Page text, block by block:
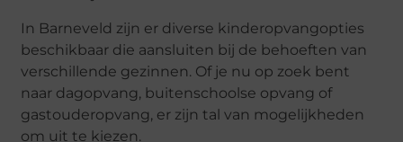
In Barneveld zijn er diverse kinderopvangopties
beschikbaar die aansluiten bij de behoeften van
verschillende gezinnen. Of je nu op zoek bent
naar dagopvang, buitenschoolse opvang of
gastouderopvang, er zijn tal van mogelijkheden
om uit te kiezen.